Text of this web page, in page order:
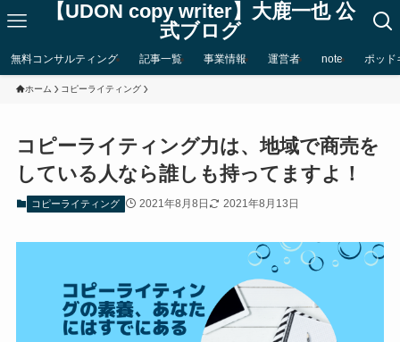
【UDON copy writer】大鹿一也 公
式ブログ
無料コンサルティング 記事一覧 事業情報 運営者 note ポッド
ホーム コピーライティング
コピーライティング力は、地域で商売を
している人なら誰しも持ってますよ！
コピーライティング 2021年8月8日 2021年8月13日